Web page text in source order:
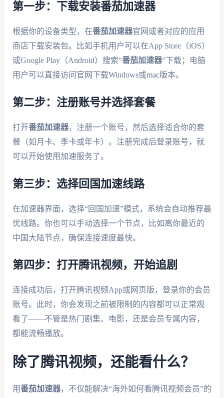
第一步：下载安装番茄加速器
根据你的设备类型，在番茄加速器官网或者对应的应用
商店下载安装包。比如手机用户可以在App Store（iOS）
或Google Play（Android）搜索“番茄加速器”下载；电脑
用户可以直接访问官网下载Windows或mac版本。
第二步：注册账号并选择套餐
打开番茄加速器，注册一个账号，然后选择适合你的套
餐（如月卡、季卡或年卡）。注册完成后登录账号，就
可以开始使用加速服务了。
第三步：选择回国加速线路
在加速器界面，选择“回国加速”模式，系统会自动推荐最
优线路。你也可以手动选择一个节点，比如离你最近的
中国大陆节点，确保连接速度最快。
第四步：打开腾讯视频，开始追剧
连接成功后，打开腾讯视频App或网页版，登录你的会员
账号。此时，你会发现之前被限制的内容都可以正常观
看了——不管是热门剧集、电影，还是会员专属内容，
都能流畅播放。
除了腾讯视频，还能看什么？
用番茄加速器，不仅能解决“海外如何看腾讯视频会员”的